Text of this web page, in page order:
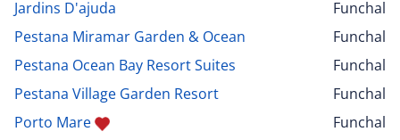
Jardins D'ajuda
Funchal
Pestana Miramar Garden & Ocean
Funchal
Pestana Ocean Bay Resort Suites
Funchal
Pestana Village Garden Resort
Funchal
Porto Mare
Funchal